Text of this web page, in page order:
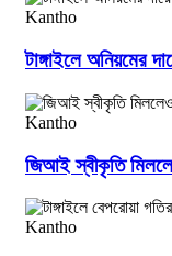
টাঙ্গাইলে অনিয়মের
জিআই স্বীকৃতি